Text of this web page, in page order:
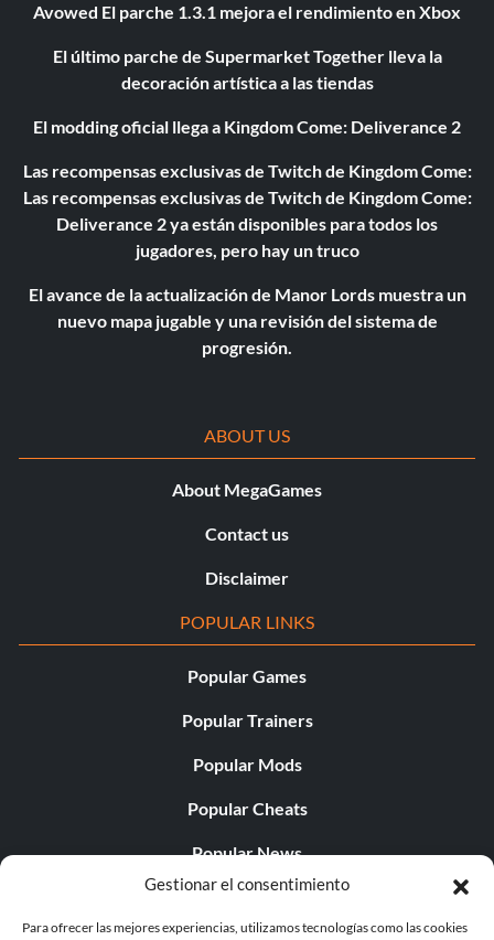
Gestionar el consentimiento
Para ofrecer las mejores experiencias, utilizamos tecnologías como las cookies
Avowed El parche 1.3.1 mejora el rendimiento en Xbox
El último parche de Supermarket Together lleva la
decoración artística a las tiendas
El modding oficial llega a Kingdom Come: Deliverance 2
Las recompensas exclusivas de Twitch de Kingdom Come:
Las recompensas exclusivas de Twitch de Kingdom Come:
Deliverance 2 ya están disponibles para todos los
jugadores, pero hay un truco
El avance de la actualización de Manor Lords muestra un
nuevo mapa jugable y una revisión del sistema de
progresión.
ABOUT US
About MegaGames
Contact us
Disclaimer
POPULAR LINKS
Popular Games
Popular Trainers
Popular Mods
Popular Cheats
Popular News
Popular Editorials